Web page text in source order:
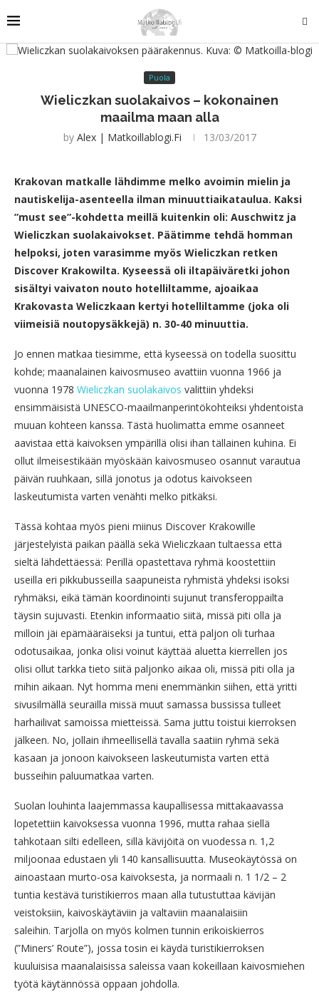
Puola
Wieliczkan suolakaivos – kokonainen
maailma maan alla
by Alex | Matkoillablogi.fi 13/03/2017
Krakovan matkalle lähdimme melko avoimin mielin ja
nautiskelija-asenteella ilman minuuttiaikataulua. Kaksi
”must see”-kohdetta meillä kuitenkin oli: Auschwitz ja
Wieliczkan suolakaivokset. Päätimme tehdä homman
helpoksi, joten varasimme myös Wieliczkan retken
Discover Krakowilta. Kyseessä oli iltapäiväretki johon
sisältyi vaivaton nouto hotelliltamme, ajoaikaa
Krakovasta Weliczkaan kertyi hotelliltamme (joka oli
viimeisiä noutopysäkkejä) n. 30-40 minuuttia.
Jo ennen matkaa tiesimme, että kyseessä on todella suosittu
kohde; maanalainen kaivosmuseo avattiin vuonna 1966 ja
vuonna 1978 Wieliczkan suolakaivos valittiin yhdeksi
ensimmäisistä UNESCO-maailmanperintökohteiksi yhdentoista
muuan kohteen kanssa. Tästä huolimatta emme osanneet
aavistaa että kaivoksen ympärillä olisi ihan tällainen kuhina. Ei
ollut ilmeisestikään myöskään kaivosmuseo osannut varautua
päivän ruuhkaan, sillä jonotus ja odotus kaivokseen
laskeutumista varten venähti melko pitkäksi.
Tässä kohtaa myös pieni miinus Discover Krakowille
järjestelyistä paikan päällä sekä Wieliczkaan tultaessa että
sieltä lähdettäessä: Perillä opastettava ryhmä koostettiin
useilla eri pikkubusseilla saapuneista ryhmistä yhdeksi isoksi
ryhmäksi, eikä tämän koordinointi sujunut transferoppailta
täysin sujuvasti. Etenkin informaatio siitä, missä piti olla ja
milloin jäi epämääräiseksi ja tuntui, että paljon oli turhaa
odotusaikaa, jonka olisi voinut käyttää aluetta kierrellen jos
olisi ollut tarkka tieto siitä paljonko aikaa oli, missä piti olla ja
mihin aikaan. Nyt homma meni enemmänkin siihen, että yritti
sivusilmällä seurailla missä muut samassa bussissa tulleet
harhailivat samoissa mietteissä. Sama juttu toistui kierroksen
jälkeen. No, jollain ihmeellisellä tavalla saatiin ryhmä sekä
kasaan ja jonoon kaivokseen laskeutumista varten että
busseihin paluumatkaa varten.
Suolan louhinta laajemmassa kaupallisessa mittakaavassa
lopetettiin kaivoksessa vuonna 1996, mutta rahaa siellä
tahkotaan silti edelleen, sillä kävijöitä on vuodessa n. 1,2
miljoonaa edustaen yli 140 kansallisuutta. Museokäytössä on
ainoastaan murto-osa kaivoksesta, ja normaali n. 1 1/2 – 2
tuntia kestävä turistikierros maan alla tutustuttaa kävijän
veistoksiin, kaivoskäytäviin ja valtaviin maanalaisiin
saleihin. Tarjolla on myös kolmen tunnin erikoiskierros
(”Miners’ Route”), jossa tosin ei käydä turistikierroksen
kuuluisisa maanalaisissa saleissa vaan kokeillaan kaivosmiehen
työtä käytännössä oppaan johdolla.